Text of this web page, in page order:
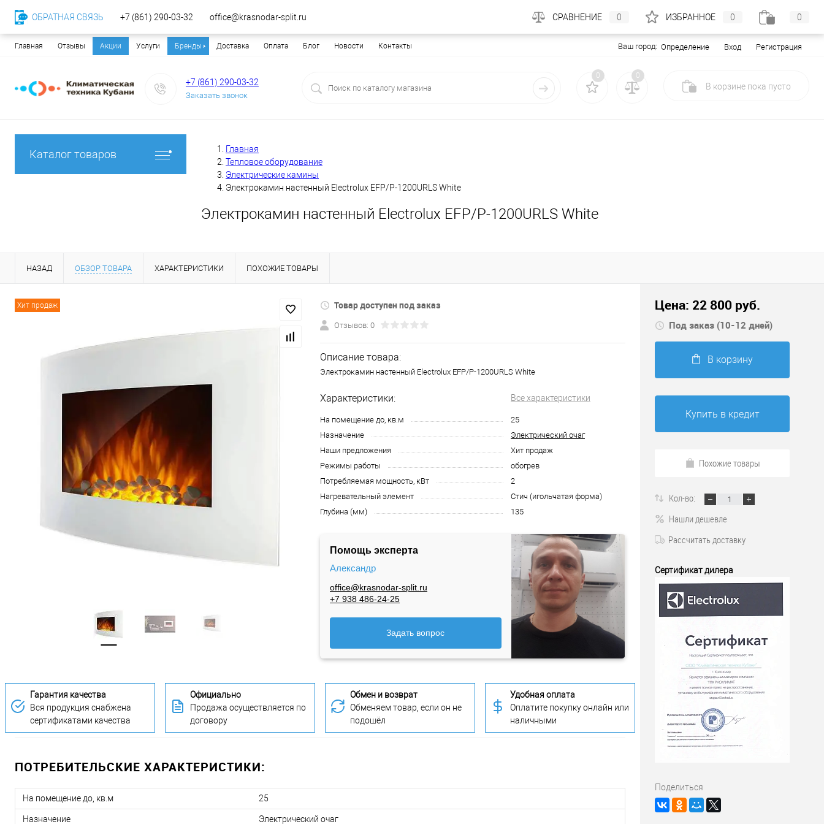
Главная Отзывы Акции Услуги Бренды Доставка Оплата Блог Новости Контакты Ваш город: Определение Вход Регистрация
+7 (861) 290-03-32
Заказать звонок
0 0
В корзине пока пусто
Каталог товаров
Главная
Тепловое оборудование
Электрические камины
Электрокамин настенный Electrolux EFP/P-1200URLS White
Электрокамин настенный Electrolux EFP/P-1200URLS White
НАЗАД ОБЗОР ТОВАРА ХАРАКТЕРИСТИКИ ПОХОЖИЕ ТОВАРЫ
Хит продаж Товар доступен под заказ
Отзывов: 0
Описание товара:
Электрокамин настенный Electrolux EFP/P-1200URLS White
Характеристики: Все характеристики
На помещение до, кв.м
25
Назначение
Электрический очаг
Наши предложения
Хит продаж
Режимы работы
обогрев
Потребляемая мощность, кВт
2
Нагревательный элемент
Стич (игольчатая форма)
Глубина (мм)
135
Помощь эксперта
Александр
office@krasnodar-split.ru
+7 938 486-24-25
Задать вопрос
Гарантия качества
Вся продукция снабжена
сертификатами качества
Официально
Продажа осуществляется по
договору
Обмен и возврат
Обменяем товар, если он не
подошёл
Удобная оплата
Оплатите покупку онлайн или
наличными
ПОТРЕБИТЕЛЬСКИЕ ХАРАКТЕРИСТИКИ:
На помещение до, кв.м 25
Назначение Электрический очаг
Цена: 22 800 руб.
Под заказ (10-12 дней)
В корзину
Купить в кредит
Похожие товары
Кол-во:
Нашли дешевле
Рассчитать доставку
Сертификат дилера
Поделиться
ОБРАТНАЯ СВЯЗЬ +7 (861) 290-03-32 office@krasnodar-split.ru СРАВНЕНИЕ 0 ИЗБРАННОЕ 0 0